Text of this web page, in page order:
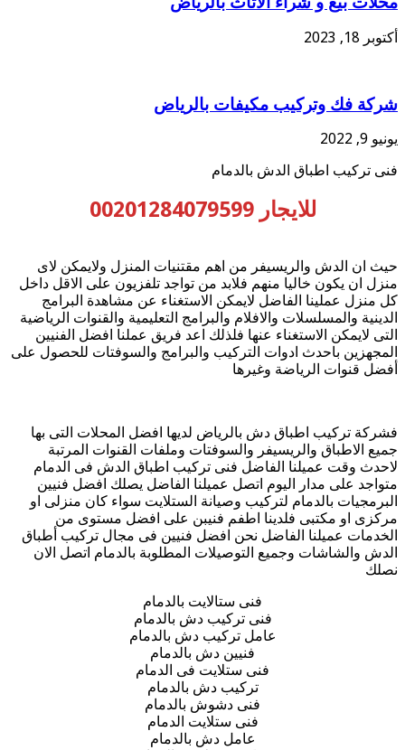
أكتوبر 18, 2023
شركة فك وتركيب مكيفات بالرياض
يونيو 9, 2022
فنى تركيب اطباق الدش بالدمام
للايجار 00201284079599
حيث ان الدش والريسيفر من اهم مقتنيات المنزل ولايمكن لاى
منزل ان يكون خاليا منهم فلابد من تواجد تلفزيون على الاقل داخل
كل منزل عملينا الفاضل لايمكن الاستغناء عن مشاهدة البرامج
الدينية والمسلسلات والافلام والبرامج التعليمية والقنوات الرياضية
التى لايمكن الاستغناء عنها فلذلك اعد فريق عملنا افضل الفنيين
المجهزين باحدث ادوات التركيب والبرامج والسوفتات للحصول على
أفضل قنوات الرياضة وغيرها
فشركة تركيب اطباق دش بالرياض لديها افضل المحلات التى بها
جميع الاطباق والريسيفر والسوفتات وملفات القنوات المرتبة
لاحدث وقت عميلنا الفاضل فنى تركيب اطباق الدش فى الدمام
متواجد على مدار اليوم اتصل عميلنا الفاضل يصلك افضل فنيين
البرمجيات بالدمام لتركيب وصيانة الستلايت سواء كان منزلى او
مركزى او مكتبى فلدينا اطفم فنيبن على افضل مستوى من
الخدمات عميلنا الفاضل نحن افضل فنيين فى مجال تركيب أطباق
الدش والشاشات وجميع التوصيلات المطلوبة بالدمام اتصل الان
نصلك
فنى ستالايت بالدمام
فنى تركيب دش بالدمام
عامل تركيب دش بالدمام
فنيين دش بالدمام
فنى ستلايت فى الدمام
تركيب دش بالدمام
فنى دشوش بالدمام
فنى ستلايت الدمام
عامل دش بالدمام